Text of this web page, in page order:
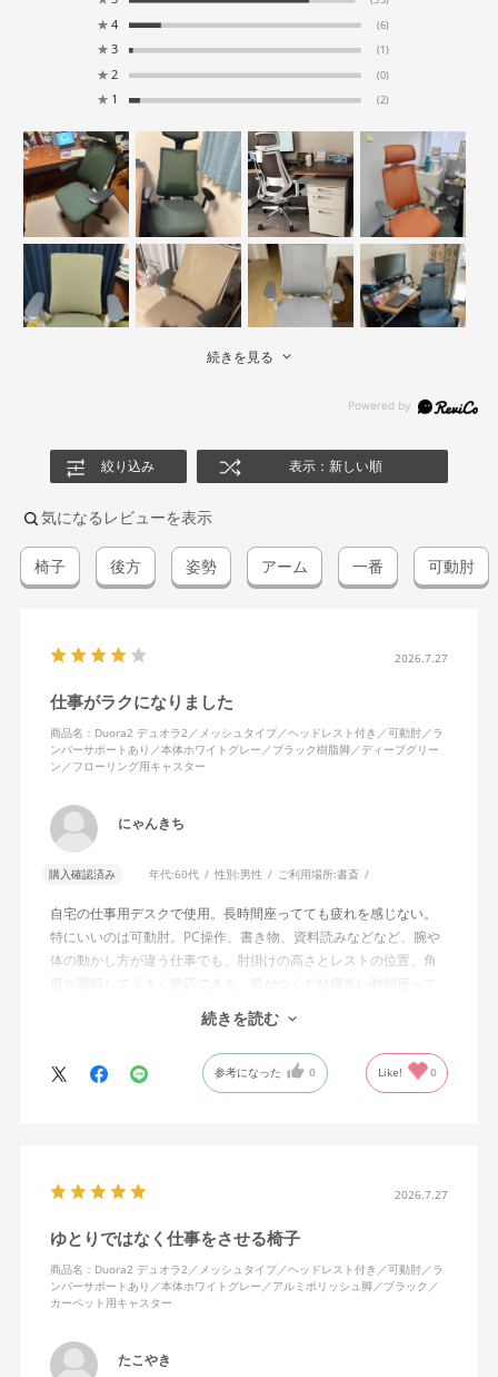
★ 4 (6)
★ 3 (1)
★ 2 (0)
★ 1 (2)
続きを見る
絞り込み 表示：新しい順
気になるレビューを表示
椅子 後方 姿勢 アーム 一番 可動肘
2026.7.27
仕事がラクになりました
商品名：Duora2 デュオラ2／メッシュタイプ／ヘッドレスト付き／可動肘／ラ
ンバーサポートあり／本体ホワイトグレー／ブラック樹脂脚／ディープグリー
ン／フローリング用キャスター
にゃんきち
購入確認済み 年代:60代 性別:男性 ご利用場所:書斎
自宅の仕事用デスクで使用。長時間座ってても疲れを感じない。
特にいいのは可動肘。PC操作、書き物、資料読みなどなど、腕や
体の動かし方が違う仕事でも、肘掛けの高さとレストの位置、角
度を調節してうまく適応できる。気がつくと結構長い時間座って
ランバーサポートは思ったよりやさしいサポート。従来使ってい
た骨盤サポートチェアよりも支える感じは緩やかだが、姿勢の崩
の夏の暑さを考えてメッシュを選んで正解。暑気が上がる2階の仕
ープグリーンも爽やかさを感じさせてGOOD。
シンプルで機能性の高いバランスのとれたチェア。背面とヘッド
レストにもたれかかるような使い方はまだあまりしていないが、
続きを読む
参考になった 0 Like! 0
2026.7.27
ゆとりではなく仕事をさせる椅子
商品名：Duora2 デュオラ2／メッシュタイプ／ヘッドレスト付き／可動肘／ラ
ンバーサポートあり／本体ホワイトグレー／アルミポリッシュ脚／ブラック／
カーペット用キャスター
たこやき